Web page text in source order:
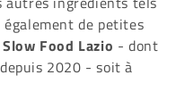
de petites
Slow Food Lazio - dont
2020 - soit à